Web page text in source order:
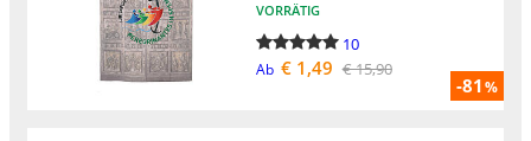
-81%
VORRÄTIG
10
Ab € 1,49 € 15,90